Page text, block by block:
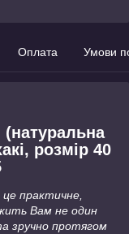
Оплата Умови
(натуральна
розмір 40
це практичне,
Вам не один
зручно протягом